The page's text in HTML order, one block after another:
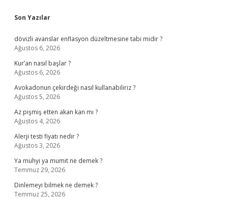
Sidebar
Son Yazılar
dövizli avanslar enflasyon düzeltmesine tabi midir ?
Ağustos 6, 2026
Kur’an nasıl başlar ?
Ağustos 6, 2026
Avokadonun çekirdeği nasıl kullanabiliriz ?
Ağustos 5, 2026
Az pişmiş etten akan kan mı ?
Ağustos 4, 2026
Alerji testi fiyatı nedir ?
Ağustos 3, 2026
Ya muhyi ya mumit ne demek ?
Temmuz 29, 2026
Dinlemeyi bilmek ne demek ?
Temmuz 25, 2026